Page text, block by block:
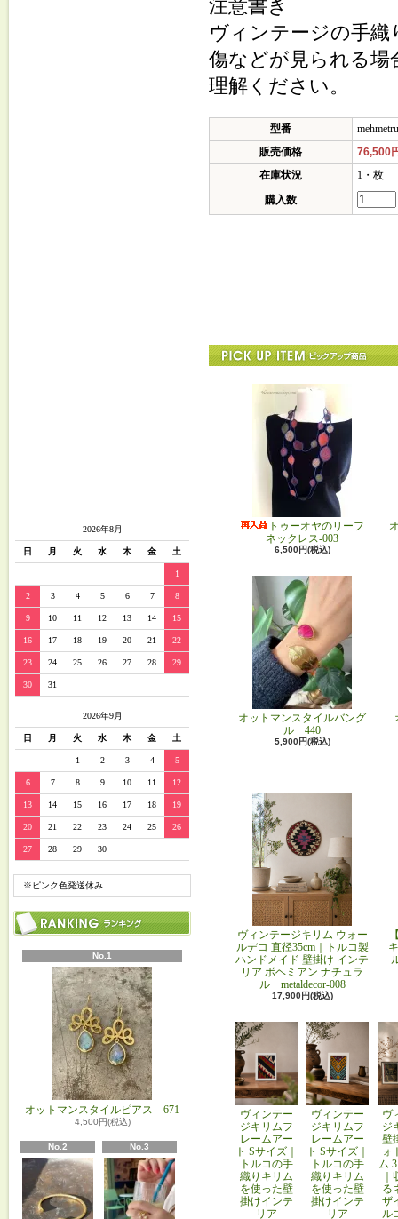
2026年8月
日 月 火 水 木 金 土
1
2 3 4 5 6 7 8
9 10 11 12 13 14 15
16 17 18 19 20 21 22
23 24 25 26 27 28 29
30 31
2026年9月
日 月 火 水 木 金 土
1 2 3 4 5
6 7 8 9 10 11 12
13 14 15 16 17 18 19
20 21 22 23 24 25 26
27 28 29 30
※ピンク色発送休み
No.1
オットマンスタイルピアス 671
4,500円(税込)
No.2 No.3
注意書き
ヴィンテージの手
傷などが見られる
理解ください。
型番
販売価格
76,500
在庫状況
1・枚
購入数
トゥーオヤのリーフ
ネックレス-003
6,500円(税込)
オットマンスタイルバング
ル 440
5,900円(税込)
ヴィンテージキリム ウォー
ルデコ 直径35cm｜トルコ製
ハンドメイド 壁掛け インテ
リア ボヘミアン ナチュラ
ル metaldecor-008
17,900円(税込)
ヴィンテー
ジキリムフ
レームアー
ト Sサイズ｜
トルコの手
織りキリム
を使った壁
掛けインテ
リア
ヴィンテー
ジキリムフ
レームアー
ト Sサイズ｜
トルコの手
織りキリム
を使った壁
掛けインテ
リア
ヴ
ジ
壁
ォ
ム
る
ザ
ル